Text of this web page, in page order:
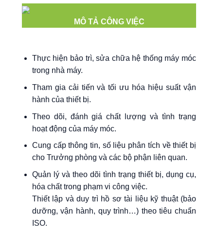
MÔ TẢ CÔNG VIỆC
Thực hiện bảo trì, sửa chữa hệ thống máy móc
trong nhà máy.
Tham gia cải tiến và tối ưu hóa hiệu suất vận
hành của thiết bị.
Theo dõi, đánh giá chất lượng và tình trạng
hoạt động của máy móc.
Cung cấp thông tin, số liệu phân tích về thiết bị
cho Trưởng phòng và các bộ phận liên quan.
Quản lý và theo dõi tình trạng thiết bị, dụng cụ,
hóa chất trong phạm vi công việc.
Thiết lập và duy trì hồ sơ tài liệu kỹ thuật (bảo
dưỡng, vận hành, quy trình…) theo tiêu chuẩn
ISO.